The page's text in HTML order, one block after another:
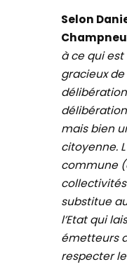
Selon
à ce qui
gracieux
mais bien
citoyenne.
commune
substitue
l’Etat qui
émetteurs
respecter